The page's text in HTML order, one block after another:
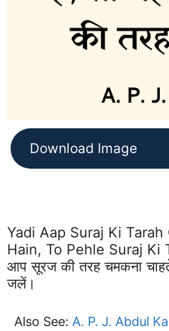
Download Image
Yadi Aap Suraj Ki
Hain, To Pehle Suraj Ki
आप सूरज की तरह चमकना
जलें।
Also See: A. P. J. Abdul